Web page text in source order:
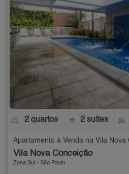
2 quartos 2 suítes
Vila Nova Conceição
Zona Sul - São Paulo